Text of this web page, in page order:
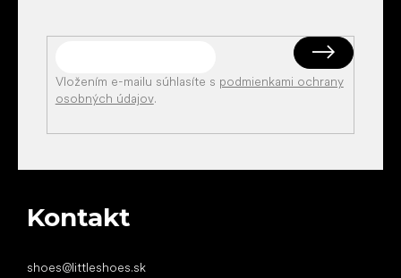
Vložením e-mailu súhlasíte s podmienkami ochrany
osobných údajov.
Kontakt
shoes@littleshoes.sk